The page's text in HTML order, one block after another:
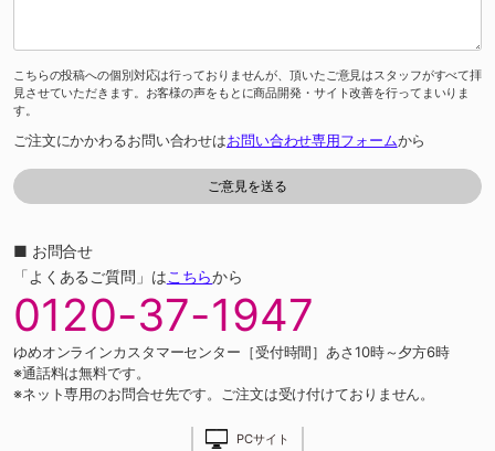
こちらの投稿への個別対応は行っておりませんが、頂いたご意見はスタッフがすべて拝
見させていただきます。お客様の声をもとに商品開発・サイト改善を行ってまいりま
す。
ご注文にかかわるお問い合わせはお問い合わせ専用フォームから
■ お問合せ
「よくあるご質問」はこちらから
0120-37-1947
ゆめオンラインカスタマーセンター［受付時間］あさ10時～夕方6時
※通話料は無料です。
※ネット専用のお問合せ先です。ご注文は受け付けておりません。
PCサイト